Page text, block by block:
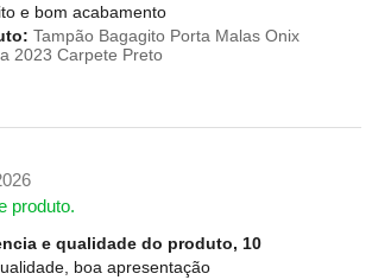
e bom acabamento
Tampão Bagagito Porta Malas Onix
2023 Carpete Preto
produto.
e qualidade do produto, 10
boa apresentação